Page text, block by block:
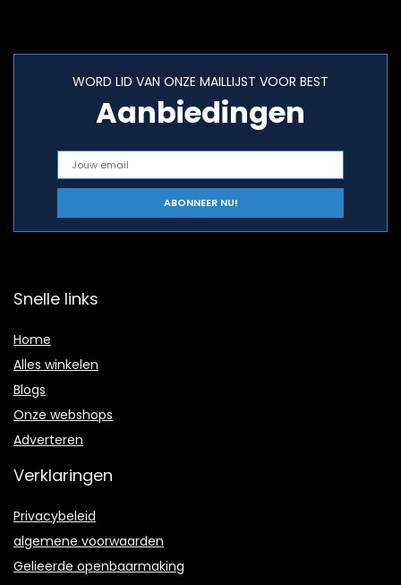
WORD LID VAN ONZE MAILLIJST VOOR BEST
Aanbiedingen
Snelle links
Home
Alles winkelen
Blogs
Onze webshops
Adverteren
Verklaringen
Privacybeleid
algemene voorwaarden
Gelieerde openbaarmaking